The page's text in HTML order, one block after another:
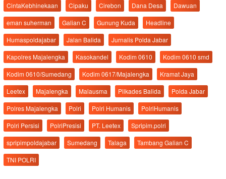
CintaKebhinekaan
Cipaku Cirebon Dana Desa
Dawuan
eman suherman
Galian C Gunung Kuda
Headline
Humaspoldajabar
Jalan Balida
Jurnalis Polda Jabar
Kapolres Majalengka
Kasokandel Kodim 0610
Kodim 0610 smd
Kodim 0610/Sumedang
Kodim 0617/Majalengka
Kramat Jaya
Leetex
Majalengka Malausma Pilkades Balida
Polda Jabar
Polres Majalengka
Polri Polri Humanis
PolriHumanis
Polri Persisi
PolriPresisi PT. Leetex
Spripim.polri
spripimpoldajabar
Sumedang Talaga
Tambang Galian C
TNI POLRI